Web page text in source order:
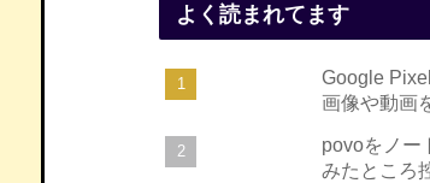
よく読まれてます
Google
画像や動画
povoをノー
みたところ